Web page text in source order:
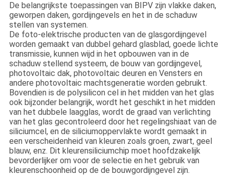
De belangrijkste toepassingen van BIPV zijn vlakke daken,
geworpen daken, gordijngevels en het in de schaduw
stellen van systemen.
De foto-elektrische producten van de glasgordijngevel
worden gemaakt van dubbel gehard glasblad, goede lichte
transmissie, kunnen wijd in het opbouwen van in de
schaduw stellend systeem, de bouw van gordijngevel,
photovoltaic dak, photovoltaic deuren en Vensters en
andere photovoltaic machtsgeneratie worden gebruikt.
Bovendien is de polysilicon cel in het midden van het glas
ook bijzonder belangrijk, wordt het geschikt in het midden
van het dubbele laagglas, wordt de graad van verlichting
van het glas gecontroleerd door het regelingshiaat van de
siliciumcel, en de siliciumoppervlakte wordt gemaakt in
een verscheidenheid van kleuren zoals groen, zwart, geel
blauw, enz. Dit kleurensiliciumchip moet hoofdzakelijk
bevorderlijker om voor de selectie en het gebruik van
kleurenschoonheid op de de bouwgordijngevel zijn.